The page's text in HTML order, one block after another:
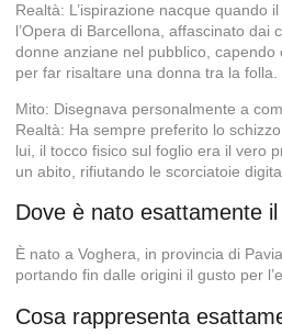
Realtà: L’ispirazione nacque quando
l’Opera di Barcellona, affascinato dai
donne anziane nel pubblico, capendo
per far risaltare una donna tra la folla.
Mito: Disegnava personalmente a
Realtà: Ha sempre preferito lo
lui, il tocco fisico sul foglio era il vero
un abito, rifiutando le scorciatoie
Dove è nato esattamente
È nato a Voghera, in provincia di
portando fin dalle origini il gusto per
Cosa rappresenta